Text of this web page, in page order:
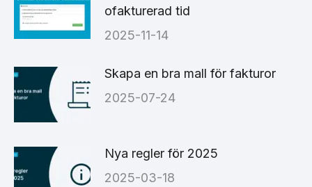
ofakturerad tid
2025-11-14
Skapa en bra mall för fakturor
2025-07-24
Nya regler för 2025
2025-03-18